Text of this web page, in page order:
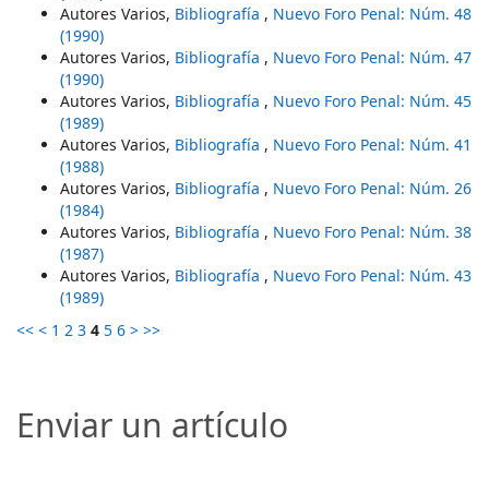
Autores Varios, Bibliografía , Nuevo Foro Penal: Núm. 48
(1990)
Autores Varios, Bibliografía , Nuevo Foro Penal: Núm. 47
(1990)
Autores Varios, Bibliografía , Nuevo Foro Penal: Núm. 45
(1989)
Autores Varios, Bibliografía , Nuevo Foro Penal: Núm. 41
(1988)
Autores Varios, Bibliografía , Nuevo Foro Penal: Núm. 26
(1984)
Autores Varios, Bibliografía , Nuevo Foro Penal: Núm. 38
(1987)
Autores Varios, Bibliografía , Nuevo Foro Penal: Núm. 43
(1989)
<< < 1 2 3 4 5 6 > >>
Enviar un artículo